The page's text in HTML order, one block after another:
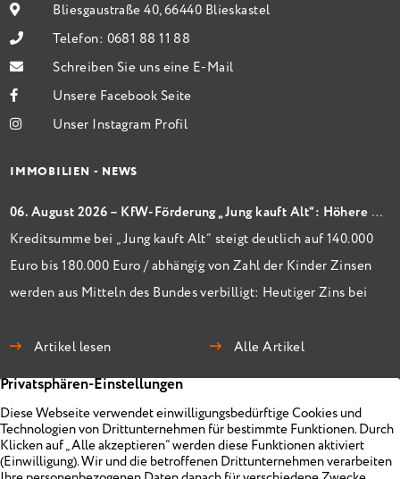
Bliesgaustraße 40, 66440 Blieskastel
Telefon: 0681 88 11 88
Schreiben Sie uns eine E-Mail
Unsere Facebook Seite
Unser Instagram Profil
IMMOBILIEN - NEWS
06. August 2026 – KfW-Förderung „Jung kauft Alt“: Höhere Kredite ab August 2026
Kreditsumme bei „Jung kauft Alt“ steigt deutlich auf 140.000
Euro bis 180.000 Euro / abhängig von Zahl der Kinder Zinsen
werden aus Mitteln des Bundes verbilligt: Heutiger Zins bei
Zinsbindung Antragstellende verpflichten sich zu
energetischer Sanierung binnen 54 Monaten nach
Artikel lesen Alle Artikel
Immobilien Unternehmen